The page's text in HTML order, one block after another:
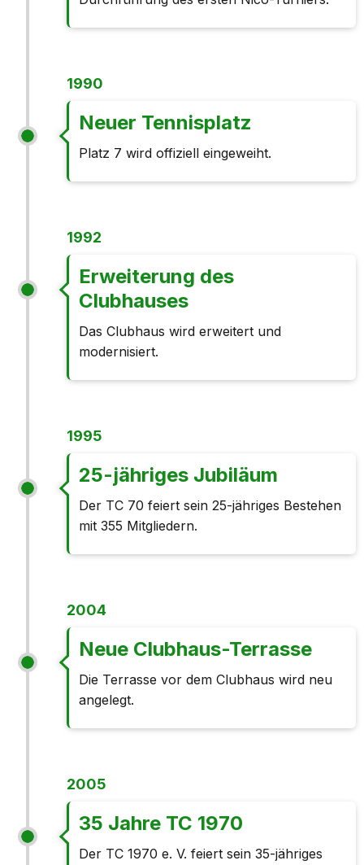
1990
Neuer Tennisplatz
Platz 7 wird offiziell eingeweiht.
1992
Erweiterung des
Clubhauses
Das Clubhaus wird erweitert und
modernisiert.
1995
25-jähriges Jubiläum
Der TC 70 feiert sein 25-jähriges Bestehen
mit 355 Mitgliedern.
2004
Neue Clubhaus-Terrasse
Die Terrasse vor dem Clubhaus wird neu
angelegt.
2005
35 Jahre TC 1970
Der TC 1970 e. V. feiert sein 35-jähriges